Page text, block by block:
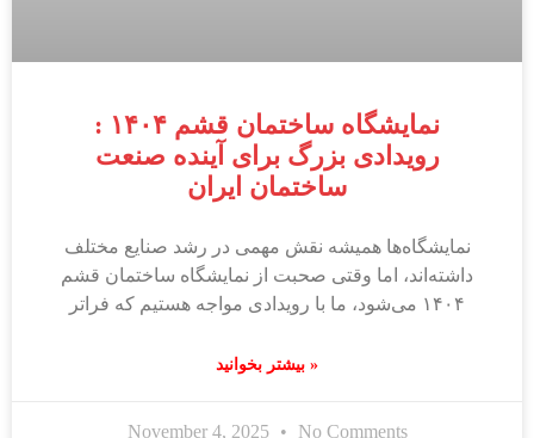
نمایشگاه ساختمان قشم ۱۴۰۴ :
رویدادی بزرگ برای آینده صنعت
ساختمان ایران
نمایشگاه‌ها همیشه نقش مهمی در رشد صنایع مختلف
داشته‌اند، اما وقتی صحبت از نمایشگاه ساختمان قشم
۱۴۰۴ می‌شود، ما با رویدادی مواجه هستیم که فراتر
بیشتر بخوانید »
November 4, 2025 No Comments